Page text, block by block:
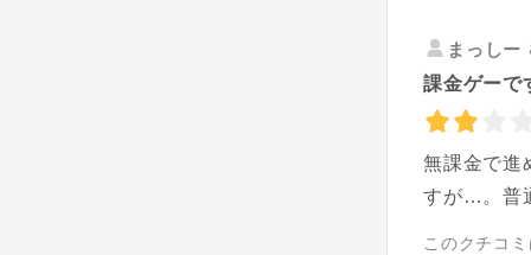
まっしー
課金ゲーで
無課金で進
すが…。普
このクチコ